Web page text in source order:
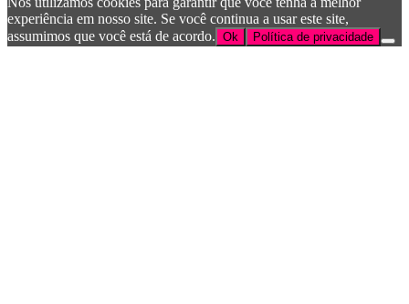
experiência em nosso site. Se você continua a usar este site,
assumimos que você está de acordo. Ok Política de privacidade